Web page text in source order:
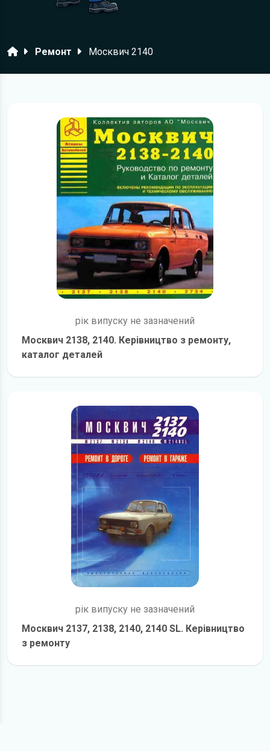
ГоловнаРемонт Москвич 2140
рік випуску не зазначений
Москвич 2138, 2140. Керівництво з ремонту,
каталог деталей
рік випуску не зазначений
Москвич 2137, 2138, 2140, 2140 SL. Керівництво
з ремонту